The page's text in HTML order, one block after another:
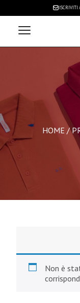
ISCRIVITI
HOME /
Non è